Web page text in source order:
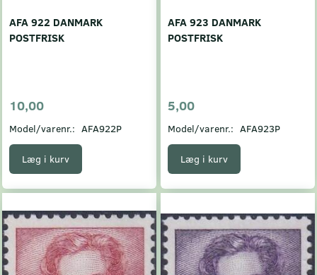
AFA 922 DANMARK
POSTFRISK
10,00
Model/varenr.: AFA922P
Læg i kurv
AFA 923 DANMARK
POSTFRISK
5,00
Model/varenr.: AFA923P
Læg i kurv